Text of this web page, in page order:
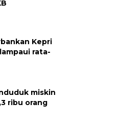
Kepri
rata-
miskin
ribu orang